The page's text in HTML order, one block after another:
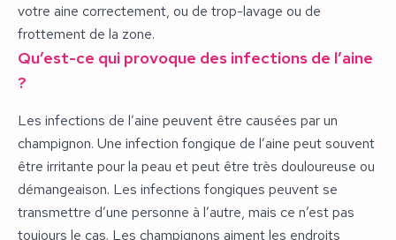
votre aine correctement, ou de trop-lavage ou de
frottement de la zone.
Qu’est-ce qui provoque des infections de l’aine
?
Les infections de l’aine peuvent être causées par un
champignon. Une infection fongique de l’aine peut souvent
être irritante pour la peau et peut être très douloureuse ou
démangeaison. Les infections fongiques peuvent se
transmettre d’une personne à l’autre, mais ce n’est pas
toujours le cas. Les champignons aiment les endroits